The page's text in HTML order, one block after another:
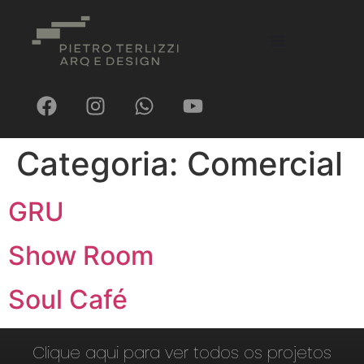
Categoria: Comercial
GRU
Show Room
Soul Café
Clique aqui para ver todos os projetos